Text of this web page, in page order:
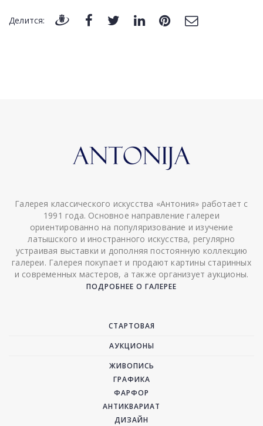
Делится:
Галерея классического искусства «Антония» работает с
1991 года. Основное направление галереи
ориентированно на популяризование и изучение
латышского и иностранного искусства, регулярно
устраивая выставки и дополняя постоянную коллекцию
галереи. Галерея покупает и продают картины старинных
и современных мастеров, а также организует аукционы.
ПОДРОБНЕЕ О ГАЛЕРЕЕ
СТАРТОВАЯ
АУКЦИОНЫ
ЖИВОПИСЬ
ГРАФИКА
ФАРФОР
АНТИКВАРИАТ
ДИЗАЙН